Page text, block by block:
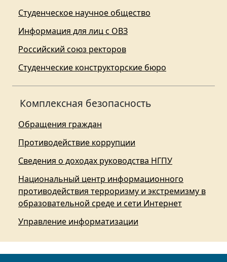
Студенческое научное общество
Информация для лиц с ОВЗ
Российский союз ректоров
Студенческие конструкторские бюро
Комплексная безопасность
Обращения граждан
Противодействие коррупции
Сведения о доходах руководства НГПУ
Национальный центр информационного
противодействия терроризму и экстремизму в
образовательной среде и сети Интернет
Управление информатизации